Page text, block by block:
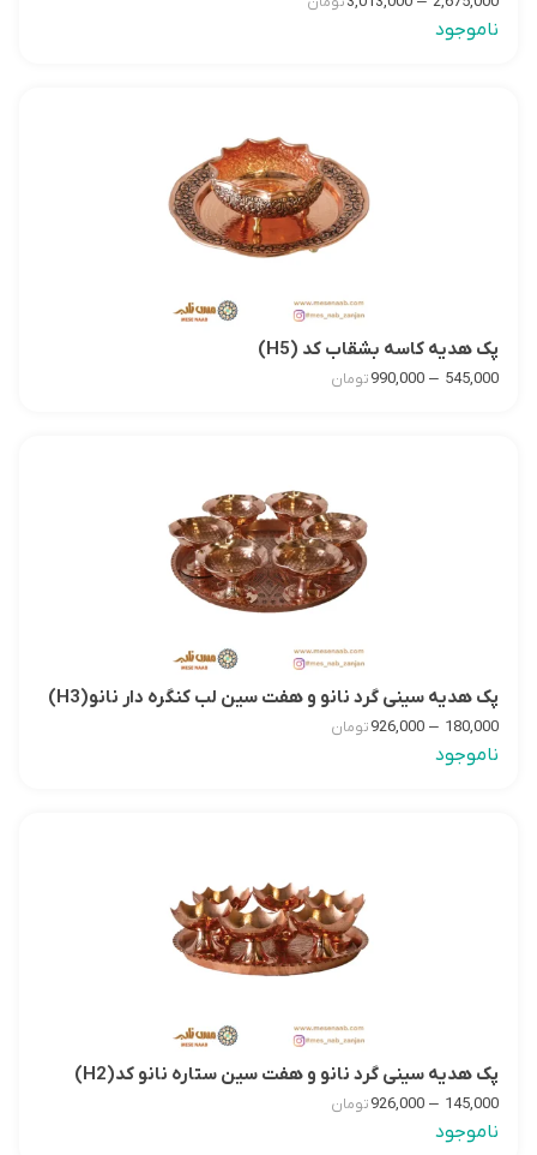
ناموجود
پک هدیه کاسه بشقاب کد (H5)
545,000
–
990,000تومان
پک هدیه سینی گرد نانو و هفت سین لب کنگره دار نانو(H3)
180,000
–
926,000تومان
ناموجود
پک هدیه سینی گرد نانو و هفت سین ستاره نانو کد(H2)
145,000
–
926,000تومان
ناموجود